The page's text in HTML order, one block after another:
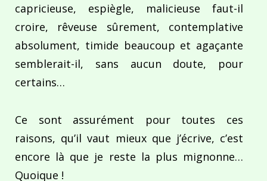
capricieuse, espiègle, malicieuse faut-il
croire, rêveuse sûrement, contemplative
absolument, timide beaucoup et agaçante
semblerait-il, sans aucun doute, pour
certains…
Ce sont assurément pour toutes ces
raisons, qu’il vaut mieux que j’écrive, c’est
encore là que je reste la plus mignonne…
Quoique !